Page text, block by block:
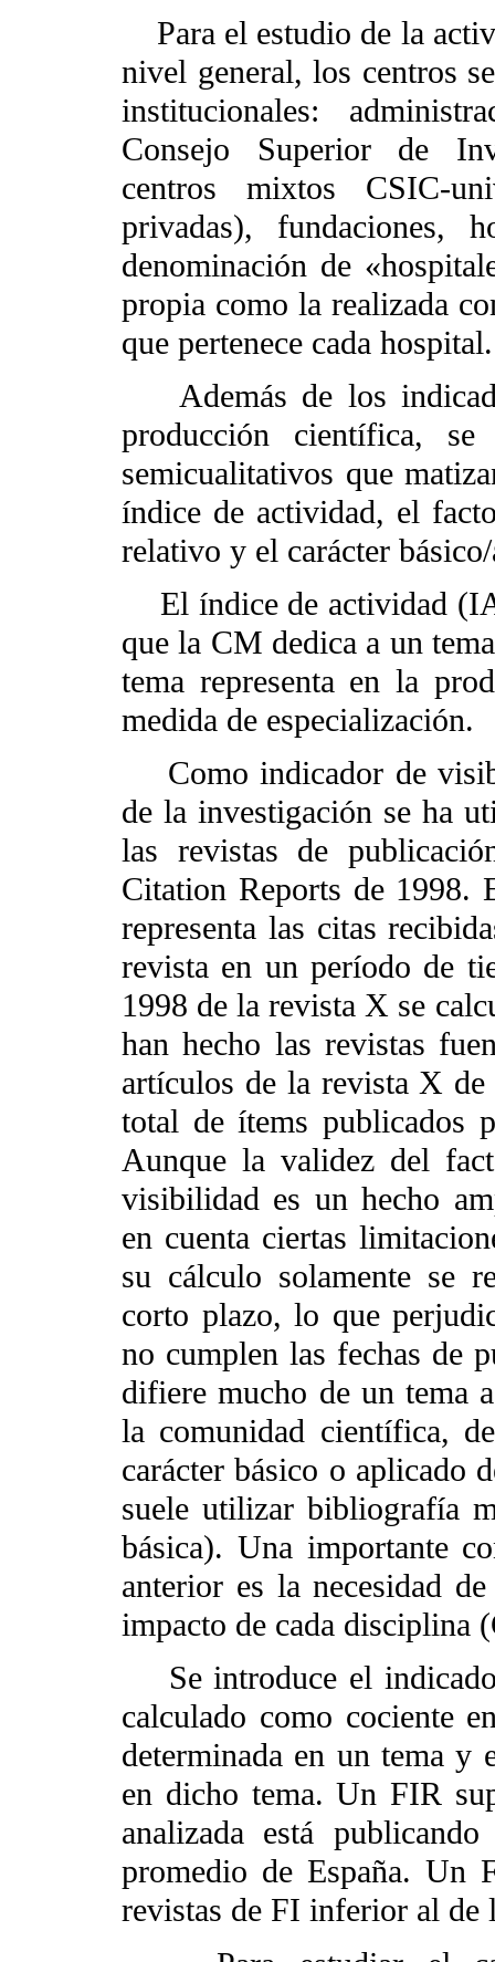
Para el estudio de la
nivel general, los centros
institucionales:
Consejo Superior de
centros mixtos CSIC-
privadas), fundaciones,
denominación de
propia como la realizada
que pertenece cada hospital.
Además de los
producción científica,
semicualitativos que
índice de actividad, el
relativo y el carácter
El índice de actividad
que la CM dedica a un
tema representa en la
medida de especialización.
Como indicador de
de la investigación se ha
las revistas de
Citation Reports de 1998.
representa las citas
revista en un período de
1998 de la revista X se
han hecho las revistas
artículos de la revista X
total de ítems publicados
Aunque la validez del
visibilidad es un hecho
en cuenta ciertas
su cálculo solamente se
corto plazo, lo que
no cumplen las fechas de
difiere mucho de un tema
la comunidad científica,
carácter básico o aplicado
suele utilizar bibliografía
básica). Una importante
anterior es la necesidad
impacto de cada disciplina
Se introduce el
calculado como cociente
determinada en un tema y
en dicho tema. Un FIR
analizada está
promedio de España. Un
revistas de FI inferior al de